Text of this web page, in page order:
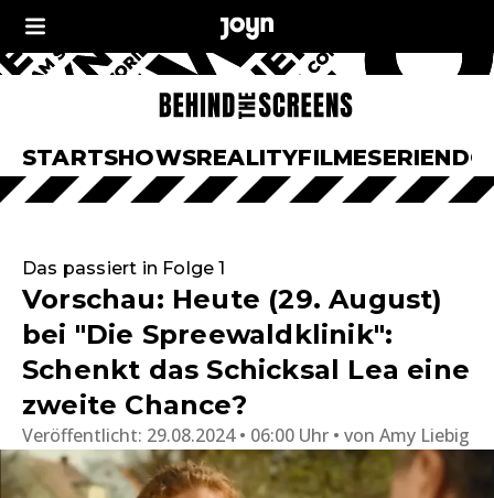
STARTSHOWSREALITYFILMESERIEN
Das passiert in Folge 1
Vorschau: Heute (29. August)
bei "Die Spreewaldklinik":
Schenkt das Schicksal Lea eine
zweite Chance?
Veröffentlicht: 29.08.2024 • 06:00 Uhr von Amy Liebig